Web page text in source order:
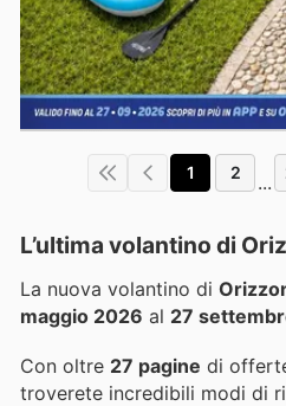
1 2 ...
L’ultima volantino di
La nuova volantino di
maggio 2026 al 27
Con oltre 27 pagine di
troverete incredibili modi di